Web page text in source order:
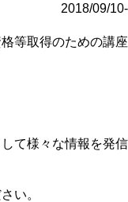
2018/09/10-
等取得のための講座
て様々な情報を発信
い。